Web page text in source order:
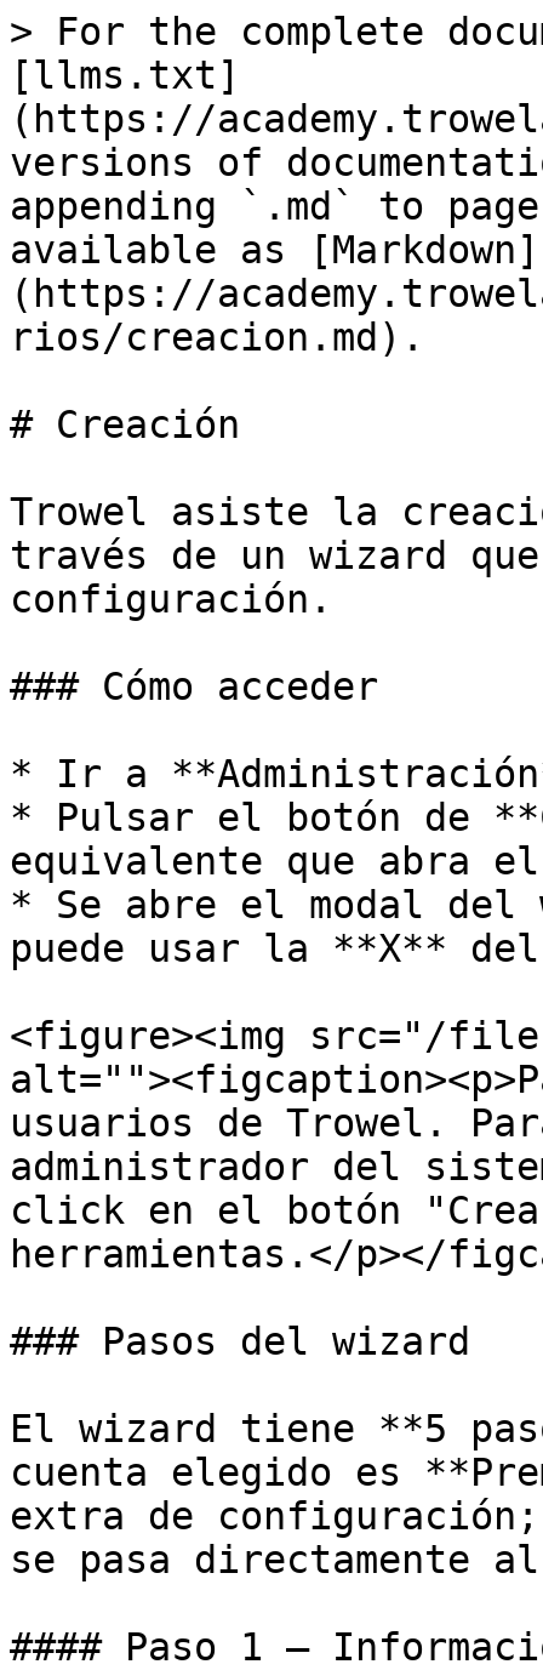
> For the complete
[llms.txt]
(https://
versions of
appending `.md` to
available as [Markdown]
(https://
rios/creacion.md).
# Creación
Trowel asiste la
través de un wizard
configuración.
### Cómo acceder
* Ir a
* Pulsar el botón de
equivalente que abra
* Se abre el modal
puede usar la **X**
<figure><img src="/files/
usuarios de Trowel.
administrador del
click en el botón
herramientas.</p></
### Pasos del wizard
El wizard tiene **5
cuenta elegido es
extra de
se pasa directamente
#### Paso 1 —